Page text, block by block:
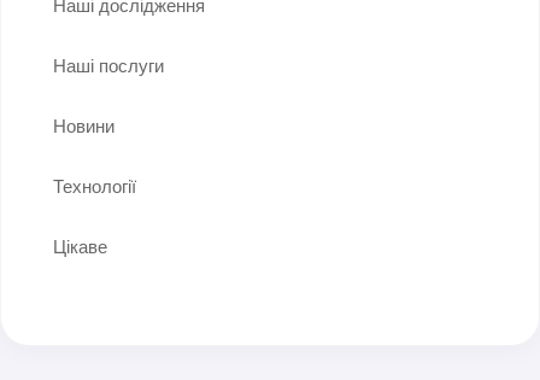
Наші дослідження
Наші послуги
Новини
Технології
Цікаве